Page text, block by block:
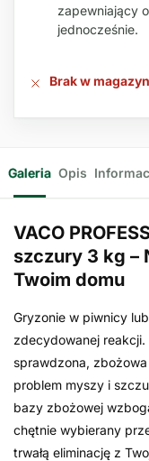
zapewniający
jednocześnie.
Brak w
Galeria Opis
VACO
szczury 3 kg –
Twoim domu
Gryzonie w piwnicy
zdecydowanej reakcji.
sprawdzona,
problem myszy i
bazy zbożowej
chętnie wybierany
trwałą eliminację z